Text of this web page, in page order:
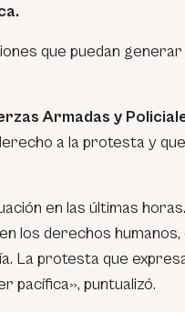
que puedan generar
Armadas y
a la protesta y que
en las últimas
los derechos humanos,
La protesta que
pacífica», puntualizó.